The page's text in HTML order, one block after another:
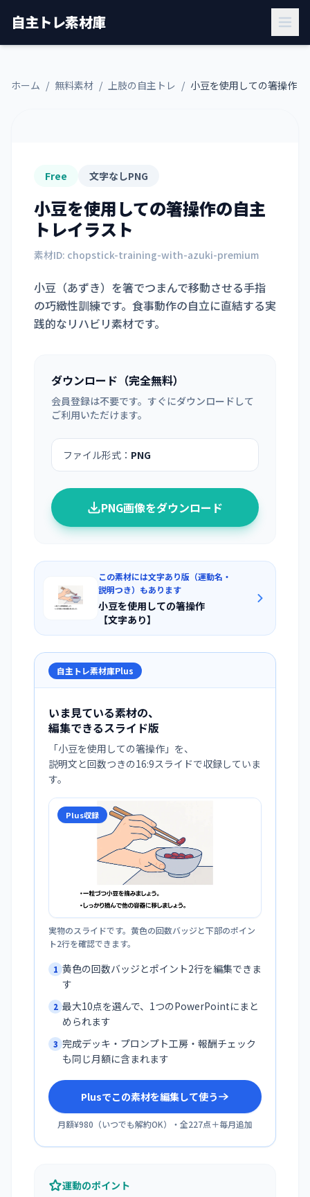
自主トレ素材庫
ホーム / 無料素材 / 上肢の自主トレ / 小豆を使用しての箸操作
Free 文字なしPNG
小豆を使用しての箸操作の自主
トレイラスト
素材ID: chopstick-training-with-azuki-premium
小豆（あずき）を箸でつまんで移動させる手指
の巧緻性訓練です。食事動作の自立に直結する実
践的なリハビリ素材です。
ダウンロード（完全無料）
会員登録は不要です。すぐにダウンロードして
ご利用いただけます。
ファイル形式： PNG
PNG画像をダウンロード
この素材には文字あり版（運動名・
説明つき）もあります
小豆を使用しての箸操作
【文字あり】
自主トレ素材庫Plus
いま見ている素材の、
編集できるスライド版
「小豆を使用しての箸操作 」を、
説明文と回数つきの16:9スライドで収録していま
す。
Plus収録
実物のスライドです。黄色の回数バッジと下部のポイン
ト2行を確認できます。
1 黄色の回数バッジとポイント2行を編集できま
す
2 最大10点を選んで、1つのPowerPointにまと
められます
3 完成デッキ・プロンプト工房・報酬チェック
も同じ月額に含まれます
Plusでこの素材を編集して使う
月額¥980 （いつでも解約OK）・全227点＋毎月追加
運動のポイント